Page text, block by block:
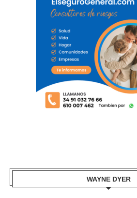
WAYNE DYER